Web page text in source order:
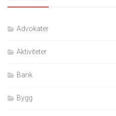
Advokater
Aktiviteter
Bank
Bygg